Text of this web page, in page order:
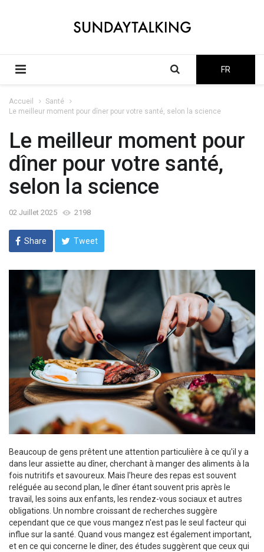
FR
Accueil
Santé
Le meilleur moment pour dîner pour votre santé, selon la science
Le meilleur moment pour
dîner pour votre santé,
selon la science
02 Juillet 2025 2198
Share Tweet
Beaucoup de gens prêtent une attention particulière à ce qu'il y a
dans leur assiette au dîner, cherchant à manger des aliments à la
fois nutritifs et savoureux. Mais l'heure des repas est souvent
reléguée au second plan, le dîner étant souvent pris après le
travail, les soins aux enfants, les rendez-vous sociaux et autres
obligations. Un nombre croissant de recherches suggère
cependant que ce que vous mangez n'est pas le seul facteur qui
influe sur la santé. Quand vous mangez est également important,
et en ce qui concerne le dîner, des études suggèrent que ceux qui